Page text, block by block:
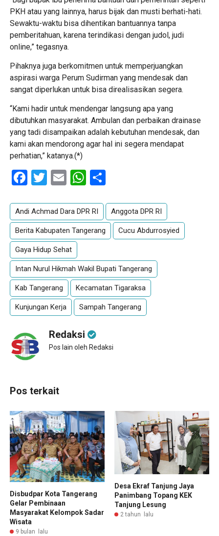
PKH atau yang lainnya, harus bijak dan musti berhati-hati.
Sewaktu-waktu bisa dihentikan bantuannya tanpa
pemberitahuan, karena terindikasi dengan judol, judi
online,” tegasnya.
Pihaknya juga berkomitmen untuk memperjuangkan
aspirasi warga Perum Sudirman yang mendesak dan
sangat diperlukan untuk bisa direalisasikan segera.
“Kami hadir untuk mendengar langsung apa yang
dibutuhkan masyarakat. Ambulan dan perbaikan drainase
yang tadi disampaikan adalah kebutuhan mendesak, dan
kami akan mendorong agar hal ini segera mendapat
perhatian,” katanya.(*)
Facebook
Twitter
EmailWhatsApp
Andi Achmad Dara DPR RI Anggota DPR RI
Berita Kabupaten Tangerang Cucu Abdurrosyied
Gaya Hidup Sehat
Intan Nurul Hikmah Wakil Bupati Tangerang
Kab Tangerang Kecamatan Tigaraksa
Kunjungan Kerja Sampah Tangerang
Redaksi
Pos lain oleh Redaksi
Pos terkait
Disbudpar Kota Tangerang
Gelar Pembinaan
Masyarakat Kelompok Sadar
Wisata
9 bulan lalu
Desa Ekraf Tanjung Jaya
Panimbang Topang KEK
Tanjung Lesung
2 tahun lalu